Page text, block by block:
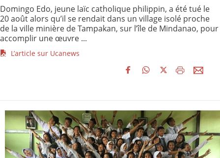
Domingo Edo, jeune laïc catholique philippin, a été tué le
20 août alors qu’il se rendait dans un village isolé proche
de la ville minière de Tampakan, sur l’île de Mindanao, pour
accomplir une œuvre ...
L’article sur Ucanews